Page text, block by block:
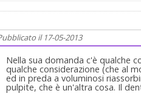
Riabilitazione Orale Completa in
il 17-05-2013
Nella sua domanda c'è qualche
qualche considerazione (che al
ed in preda a voluminosi
pulpite, che è un'altra cosa. Il